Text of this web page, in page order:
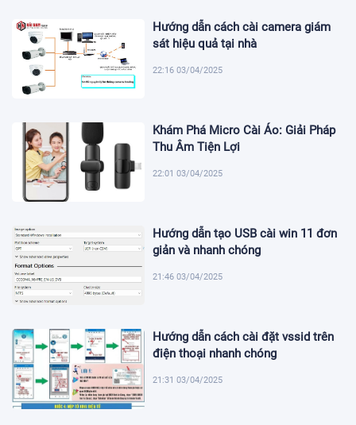
Hướng dẫn cách cài camera giám
sát hiệu quả tại nhà
22:16 03/04/2025
Khám Phá Micro Cài Áo: Giải Pháp
Thu Âm Tiện Lợi
22:01 03/04/2025
Hướng dẫn tạo USB cài win 11 đơn
giản và nhanh chóng
21:46 03/04/2025
Hướng dẫn cách cài đặt vssid trên
điện thoại nhanh chóng
21:31 03/04/2025